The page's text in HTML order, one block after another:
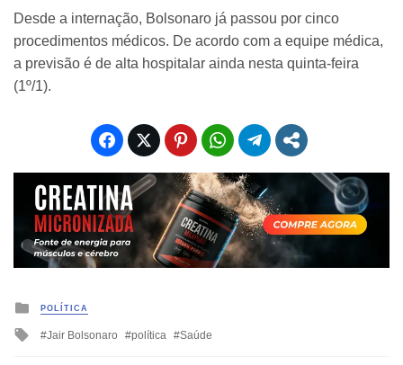
Desde a internação, Bolsonaro já passou por cinco
procedimentos médicos. De acordo com a equipe médica,
a previsão é de alta hospitalar ainda nesta quinta-feira
(1º/1).
Posted
POLÍTICA
Tagged
Jair Bolsonaro política Saúde